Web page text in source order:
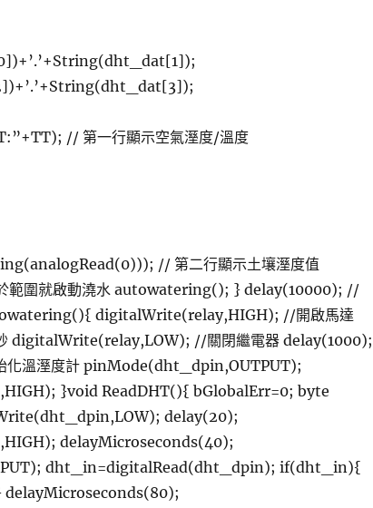
// 第一行顯示空氣溼度/溫度
// 第二行顯示土壤溼度值
範圍就啟動澆水 autowatering(); } delay(10000); //
digitalWrite(relay,HIGH); //開啟馬達
digitalWrite(relay,LOW); //關閉繼電器 delay(1000);
溫溼度計 pinMode(dht_dpin,OUTPUT);
}void ReadDHT(){ bGlobalErr=0; byte
delay(20);
delayMicroseconds(40);
dht_in=digitalRead(dht_dpin); if(dht_in){